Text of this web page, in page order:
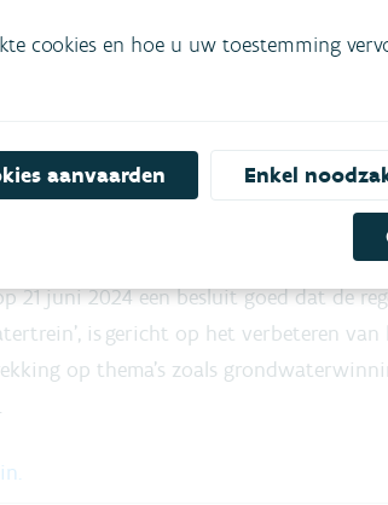
21 juni 2024 een besluit goed dat de
is gericht op het verbeteren
op thema’s zoals
cookies en hoe u uw toestemming
aanvaarden Enkel